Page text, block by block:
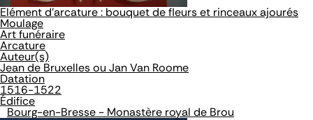
Elément d'arcature : bouquet de fleurs et rinceaux ajourés
Moulage
Art funéraire
Arcature
Auteur(s)
Jean de Bruxelles ou Jan Van Roome
Datation
1516-1522
Édifice
Bourg-en-Bresse - Monastère royal de Brou